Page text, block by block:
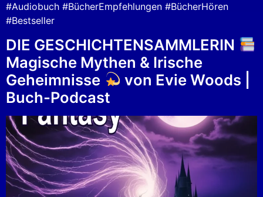
#Audiobuch #BücherEmpfehlungen #BücherHören
#Bestseller
DIE GESCHICHTENSAMMLERIN
Magische Mythen & Irische
Geheimnisse
von Evie Woods |
Buch-Podcast